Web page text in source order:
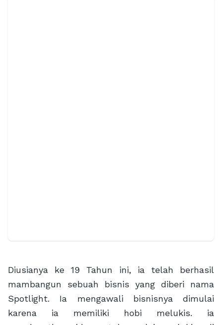
Diusianya ke 19 Tahun ini, ia telah berhasil
mambangun sebuah bisnis yang diberi nama
Spotlight. Ia mengawali bisnisnya dimulai
karena ia memiliki hobi melukis. ia